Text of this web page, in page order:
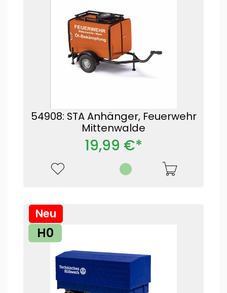
54908: STA Anhänger, Feuerwehr
Mittenwalde
19,99 €*
H0
Neu